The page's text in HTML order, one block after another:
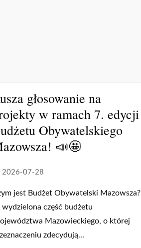
głosowanie na
w ramach 7. edycji
Obywatelskiego
📣🤩
2026-07-28
jest Budżet Obywatelski Mazowsza?
wydzielona część budżetu
Mazowieckiego, o której
zdecydują...